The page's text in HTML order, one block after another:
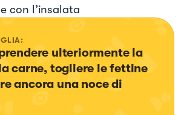
con l’insalata
ulteriormente la
carne, togliere le fettine
ancora una noce di